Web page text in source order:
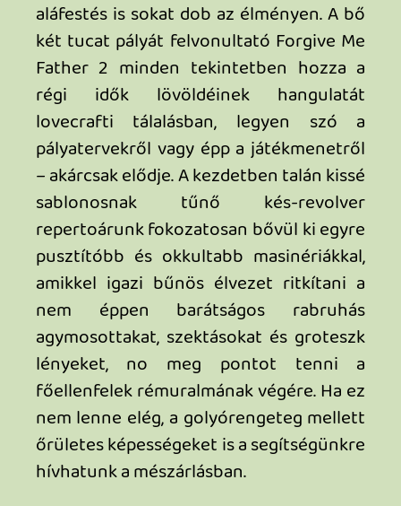
valójában teljesen korrekt hosszúságú,
nincs fölöslegesen elnyújtva, ráadásul
abszolút tartalmas és változatos is
cserébe minden téren. Arról nem is
beszélve, hogy miután legördül a
függöny, megnyílik a New Game Plus, ami
bőven tartogat még finomságokat.
Sajnos a Switch verzió nem tartozik a
technikailag legpatikább kiadások közé.
Főleg a kép homályosságával és a grafika
butított mivoltával van a probléma. Ha a
gép gyakorlott játékosaként most vágsz
bele, nem érdemes a Nightdive-
remasterekben megszokokott képi
tisztaságot várnod, inkább a modernebb
címek butításait fogod látni a Switch-
portnál, mindenesetre játszható és
élvezhető formában. Várjuk a Switch 2
patchet a programhoz, addig is...